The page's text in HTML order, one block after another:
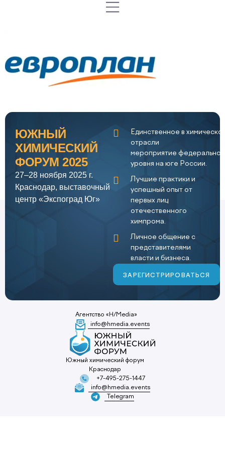
ЮЖНЫЙ
ХИМИЧЕСКИЙ
ФОРУМ 2025
27–28 ноября 2025 г.
Краснодар, выставочный
центр «Экспоград Юг»
Единственное в
отрасли
мероприятие
уровня на юге России.
Лучшие практики и
успешный опыт от
первых лиц
отечественного
химпрома.
Личное общение с
представителями
власти и бизнеса.
ЗАРЕГИСТРИРОВАТЬСЯ
Агентство «H/Media»
info@hmedia.events
Южный химический форум
Краснодар
+7-495-275-1447
info@hmedia.events
Telegram